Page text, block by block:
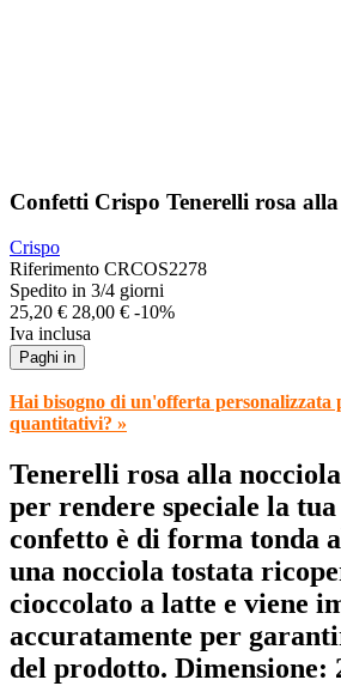
Confetti Crispo Tenerelli rosa
Crispo
Riferimento CRCOS2278
Spedito in 3/4 giorni
25,20 € 28,00 € -10%
Iva inclusa
Paghi in
Hai bisogno di un'offerta personalizzata
quantitativi? »
Tenerelli rosa alla
per rendere speciale la
confetto è di forma tonda
una nocciola tostata
cioccolato a latte e viene
accuratamente per
del prodotto. Dimensione: